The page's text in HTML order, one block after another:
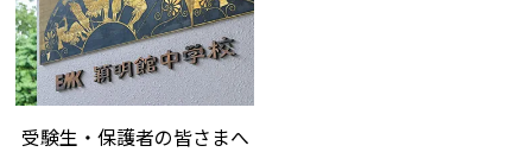
受験生・保護者の皆さまへ